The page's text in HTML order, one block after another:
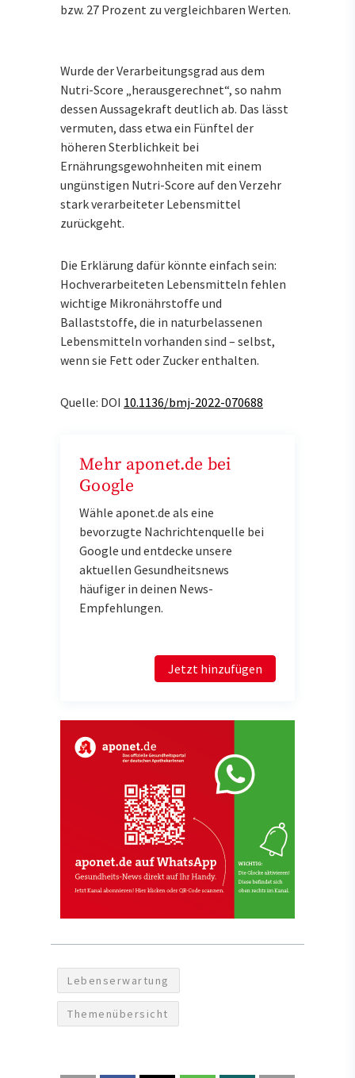
bzw. 27 Prozent zu vergleichbaren Werten.
Wurde der Verarbeitungsgrad aus dem
Nutri-Score „herausgerechnet“, so nahm
dessen Aussagekraft deutlich ab. Das lässt
vermuten, dass etwa ein Fünftel der
höheren Sterblichkeit bei
Ernährungsgewohnheiten mit einem
ungünstigen Nutri-Score auf den Verzehr
stark verarbeiteter Lebensmittel
zurückgeht.
Die Erklärung dafür könnte einfach sein:
Hochverarbeiteten Lebensmitteln fehlen
wichtige Mikronährstoffe und
Ballaststoffe, die in naturbelassenen
Lebensmitteln vorhanden sind – selbst,
wenn sie Fett oder Zucker enthalten.
Quelle: DOI 10.1136/bmj-2022-070688
Mehr aponet.de bei
Google
Wähle aponet.de als eine
bevorzugte Nachrichtenquelle bei
Google und entdecke unsere
aktuellen Gesundheitsnews
häufiger in deinen News-
Empfehlungen.
Jetzt hinzufügen
Lebenserwartung
Themenübersicht